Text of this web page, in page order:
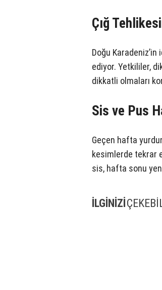
Çığ
Doğu
ediyor. Yetkililer,
dikkatli olmaları
Sis ve Pus
Geçen hafta
kesimlerde tekrar
sis, hafta sonu
İLGİNİZİ